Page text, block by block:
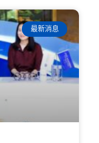
最新消息